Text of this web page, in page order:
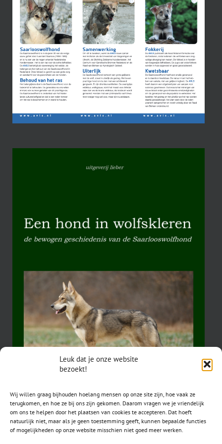
Leuk dat je onze website
bezoekt!
Wij willen graag bijhouden hoelang mensen op onze site zijn, hoe vaak ze
terugkomen, en hoe ze bij ons zijn gekomen. Daarom vragen we je vriendelijk
om ons te helpen door het plaatsen van cookies te accepteren. Dat hoeft
natuurlijk niet, maar als je geen toestemming geeft, kunnen bepaalde functies
of mogelijkheden op onze website misschien niet goed meer werken.